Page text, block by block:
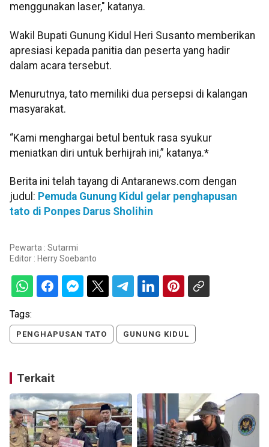
menggunakan laser," katanya.
Wakil Bupati Gunung Kidul Heri Susanto memberikan
apresiasi kepada panitia dan peserta yang hadir
dalam acara tersebut.
Menurutnya, tato memiliki dua persepsi di kalangan
masyarakat.
“Kami menghargai betul bentuk rasa syukur
meniatkan diri untuk berhijrah ini,” katanya.*
Berita ini telah tayang di Antaranews.com dengan
judul: Pemuda Gunung Kidul gelar penghapusan
tato di Ponpes Darus Sholihin
Pewarta : Sutarmi
Editor : Herry Soebanto
Tags:
PENGHAPUSAN TATO GUNUNG KIDUL
Terkait